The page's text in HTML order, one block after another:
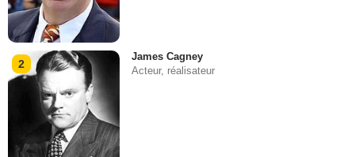
2
James Cagney
Acteur, réalisateur